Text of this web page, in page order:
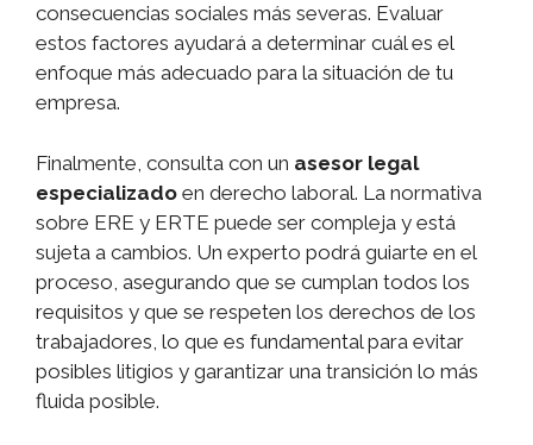
consecuencias sociales más severas. Evaluar
estos factores ayudará a determinar cuál es el
enfoque más adecuado para la situación de tu
empresa.
Finalmente, consulta con un asesor legal
especializado en derecho laboral. La normativa
sobre ERE y ERTE puede ser compleja y está
sujeta a cambios. Un experto podrá guiarte en el
proceso, asegurando que se cumplan todos los
requisitos y que se respeten los derechos de los
trabajadores, lo que es fundamental para evitar
posibles litigios y garantizar una transición lo más
fluida posible.